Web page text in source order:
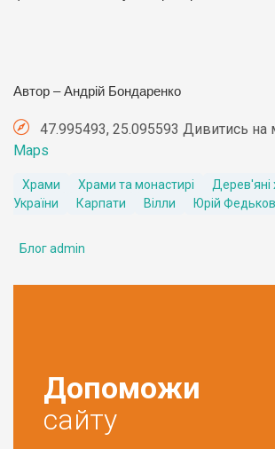
Автор – Андрій Бондаренко
47.995493, 25.095593 Дивитись на
Maps
Храми Храми та монастирі
Дерев'яні
України
Карпати Вілли Юрій
Блог admin
Допоможи
сайту